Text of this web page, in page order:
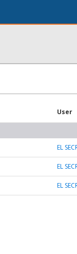
User
EL
EL
EL